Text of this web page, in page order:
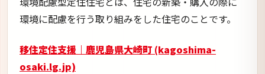
大崎町内に定住する人を支援することを目的として
建て替え、または親族からの贈与による取得とみな